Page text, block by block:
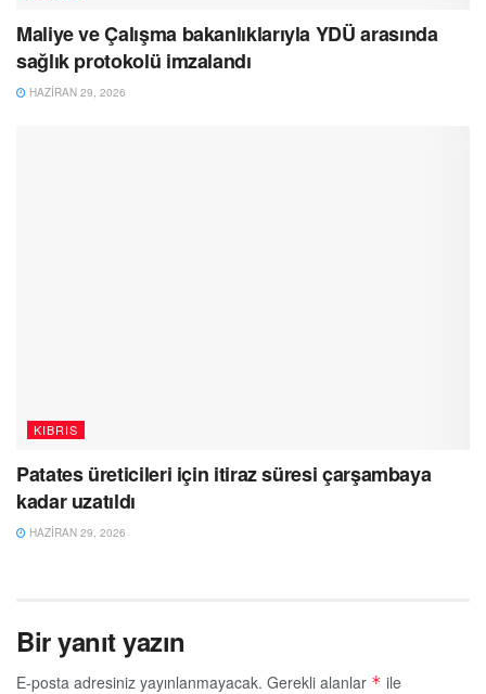
Maliye ve Çalışma bakanlıklarıyla YDÜ arasında
sağlık protokolü imzalandı
HAZIRAN 29, 2026
KIBRIS
Patates üreticileri için itiraz süresi çarşambaya
kadar uzatıldı
HAZIRAN 29, 2026
Bir yanıt yazın
E-posta adresiniz yayınlanmayacak. Gerekli alanlar * ile